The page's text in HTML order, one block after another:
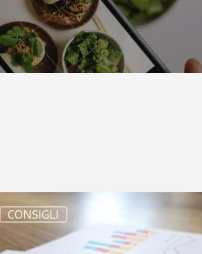
CONSIGLI